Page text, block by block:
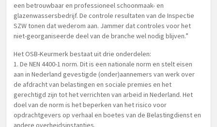
een betrouwbaar en professioneel schoonmaak- en
glazenwassersbedrijf. De controle resultaten van de Inspectie
SZW tonen dat wederom aan. Jammer dat controles voor het
niet-georganiseerde deel van de branche wel nodig blijven.”
Het OSB-Keurmerk bestaat uit drie onderdelen:
1. De NEN 4400-1 norm. Dit is een nationale norm en stelt eisen
aan in Nederland gevestigde (onder)aannemers van werk over
de afdracht van belastingen en sociale premies en het
gerechtigd zijn tot het verrichten van arbeid in Nederland. Het
doel van de norm is het beperken van het risico voor
opdrachtgevers op verhaal en boetes van de Belastingdienst en
andere overheidsinstanties.